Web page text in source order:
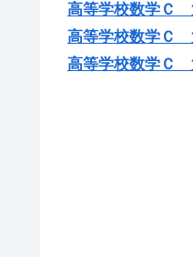
高等学校数学Ｃ
高等学校数学Ｃ
高等学校数学Ｃ